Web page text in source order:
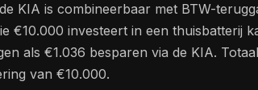
de KIA is combineerbaar met BTW-
€10.000 investeert in een thuisbatterij
als €1.036 besparen via de KIA.
van €10.000.